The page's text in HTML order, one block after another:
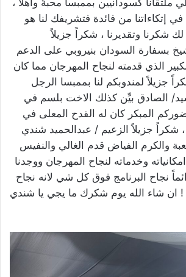
ملتقانا كسودانيين بممبسا محبةً وأهلاً ،
إتكاءاتنا من فائدة فتشريفك لنا هو
، لك شكرنا وتقديرنا ، شكراً جزيلاً
بسفارة السودان بنيروبي على الدعم
الذي قدمته لنجاح المهرجان مما كان
جزيلاً لمندوبكم لنا بممبسا الرجل
الصادق بيِّن كذلك الاخت بلسم في
المبكر كان له القدح المعلى في
شكراً جزيلاً الزعيم / عبدالحميد شندي
والكرم الفياض قدم الغالي والنفيس
وخدماته لنجاح المهرجان ووجدنا
نجاح البرنامج فوق كل شي لانه نجاح
! ان شاء الله يوم شكرك ما يجي يا شندي